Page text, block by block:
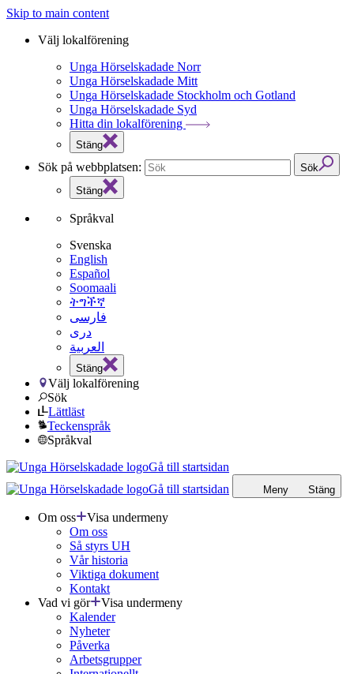
Skip to main content
Välj lokalförening
Unga Hörselskadade Norr
Unga Hörselskadade Mitt
Unga Hörselskadade Stockholm och Gotland
Unga Hörselskadade Syd
Hitta din lokalförening
Stäng
Sök på webbplatsen:
Sök
Stäng
Språkval
Svenska
English
Español
Soomaali
ትግችኛ
فارسی
دری
العربية
Stäng
Välj lokalförening
Sök
Lättläst
Teckenspråk
Språkval
Gå till startsidan
Gå till startsidan
Meny Stäng
Om oss
Visa undermeny
Om oss
Så styrs UH
Vår historia
Viktiga dokument
Kontakt
Vad vi gör
Visa undermeny
Kalender
Nyheter
Påverka
Arbetsgrupper